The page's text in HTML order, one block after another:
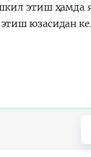
этиш ҳамда
юзасидан